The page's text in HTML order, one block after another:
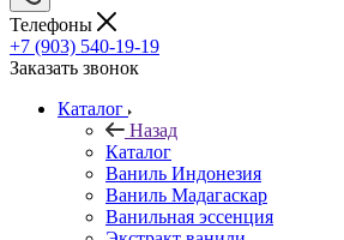
Телефоны
+7 (903) 540-19-19
Заказать звонок
Каталог
Назад
Каталог
Ваниль Индонезия
Ваниль Мадагаскар
Ванильная эссенция